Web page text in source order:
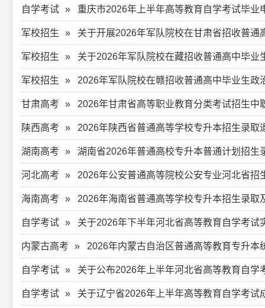
自学考试 重庆市2026年上半年高等教育自学考试毕业
军校招生 关于开展2026年军队院校在甘肃省招收普通
军校招生 关于2026年军队院校在藏招收普通高中毕业
军校招生 2026年军队院校在赣招收普通高中毕业生政
甘肃高考 2026年甘肃省高等职业教育分类考试招生
陕西高考 2026年陕西省普通高等学校专升本招生录
湖南高考 湖南省2026年普通高校专升本普通计划招生
河北高考 2026年公安普通高等院校公安专业河北省招
海南高考 2026年海南省普通高等学校专升本招生录取
自学考试 关于2026年下半年河北省高等教育自学考试
内蒙古高考 2026年内蒙古自治区普通高等教育专升
自学考试 关于公布2026年上半年河北省高等教育自学
自学考试 关于辽宁省2026年上半年高等教育自学考试